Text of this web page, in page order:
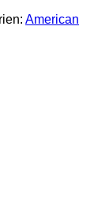
American